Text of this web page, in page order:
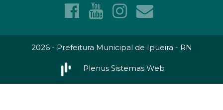
2026 - Prefeitura Municipal de Ipueira - RN
Plenus Sistemas Web